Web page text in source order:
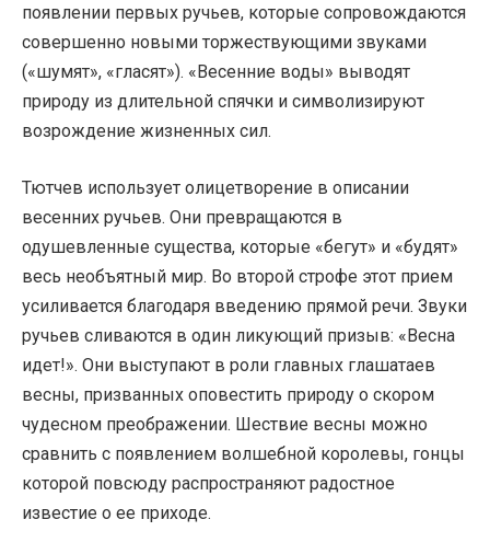
появлении первых ручьев, которые сопровождаются
совершенно новыми торжествующими звуками
(«шумят», «гласят»). «Весенние воды» выводят
природу из длительной спячки и символизируют
возрождение жизненных сил.
Тютчев использует олицетворение в описании
весенних ручьев. Они превращаются в
одушевленные существа, которые «бегут» и «будят»
весь необъятный мир. Во второй строфе этот прием
усиливается благодаря введению прямой речи. Звуки
ручьев сливаются в один ликующий призыв: «Весна
идет!». Они выступают в роли главных глашатаев
весны, призванных оповестить природу о скором
чудесном преображении. Шествие весны можно
сравнить с появлением волшебной королевы, гонцы
которой повсюду распространяют радостное
известие о ее приходе.